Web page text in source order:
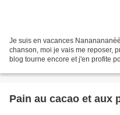
Je suis en vacances
chanson, moi je vais me reposer,
blog tourne encore et j'en profite
Pain au cacao et aux